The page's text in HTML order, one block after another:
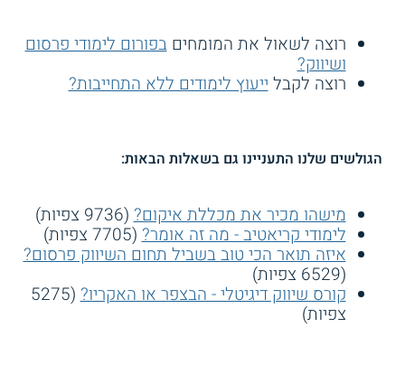
רוצה לשאול את המומחיםבפורום לימודי פרסום
ושיווק?
רוצה לקבלייעוץ לימודים ללא התחייבות?
הגולשים שלנו התעניינו גם בשאלות הבאות:
מישהו מכיר את מכללת איקום?(9736 צפיות)
לימודי קריאטיב - מה זה אומר?(7705 צפיות)
איזה תואר הכי טוב בשביל תחום השיווק פרסום?
(6529 צפיות)
קורס שיווק דיגיטלי - הבצפר או האקריו? (5275
צפיות)